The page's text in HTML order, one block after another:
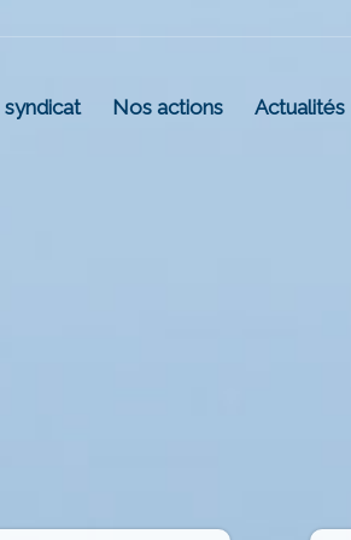
syndicat Nos actions Actualités